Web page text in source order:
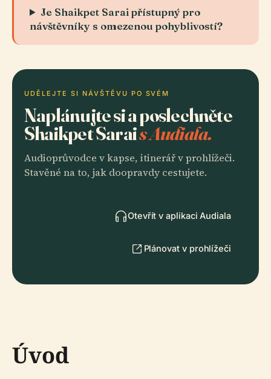
Je Shaikpet Sarai přístupný pro
návštěvníky s omezenou pohyblivostí?
UDĚLEJTE SI NÁVŠTĚVU PO SVÉM
Naplánujte si a poslechněte
Shaikpet Sarais Audiala.
Audioprůvodce v kapse, itinerář v prohlížeči.
Stavěné na to, jak doopravdy cestujete.
Otevřít v aplikaci Audiala
Plánovat v prohlížeči
Úvod